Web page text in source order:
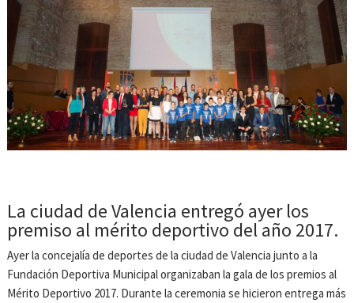
La ciudad de Valencia entregó ayer los
premiso al mérito deportivo del año 2017.
Ayer la concejalía de deportes de la ciudad de Valencia junto a la
Fundación Deportiva Municipal organizaban la gala de los premios al
Mérito Deportivo 2017. Durante la ceremonia se hicieron entrega más